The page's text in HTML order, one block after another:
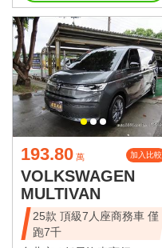
193.80 萬 加入比較
VOLKSWAGEN
MULTIVAN
25款 頂級7人座商務車 僅
跑7千